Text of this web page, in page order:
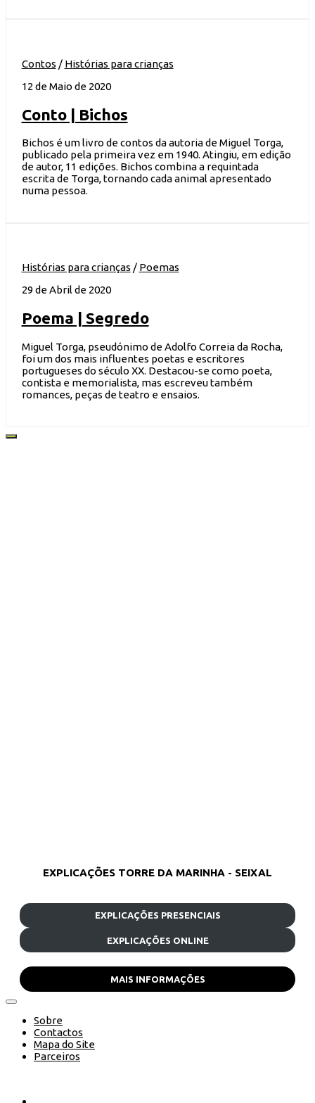
Contos / Histórias para crianças
12 de Maio de 2020
Conto | Bichos
Bichos é um livro de contos da autoria de Miguel Torga,
publicado pela primeira vez em 1940. Atingiu, em edição
de autor, 11 edições. Bichos combina a requintada
escrita de Torga, tornando cada animal apresentado
numa pessoa.
Histórias para crianças / Poemas
29 de Abril de 2020
Poema | Segredo
Miguel Torga, pseudónimo de Adolfo Correia da Rocha,
foi um dos mais influentes poetas e escritores
portugueses do século XX. Destacou-se como poeta,
contista e memorialista, mas escreveu também
romances, peças de teatro e ensaios.
EXPLICAÇÕES TORRE DA MARINHA - SEIXAL
EXPLICAÇÕES PRESENCIAIS
EXPLICAÇÕES ONLINE
MAIS INFORMAÇÕES
Sobre
Contactos
Mapa do Site
Parceiros